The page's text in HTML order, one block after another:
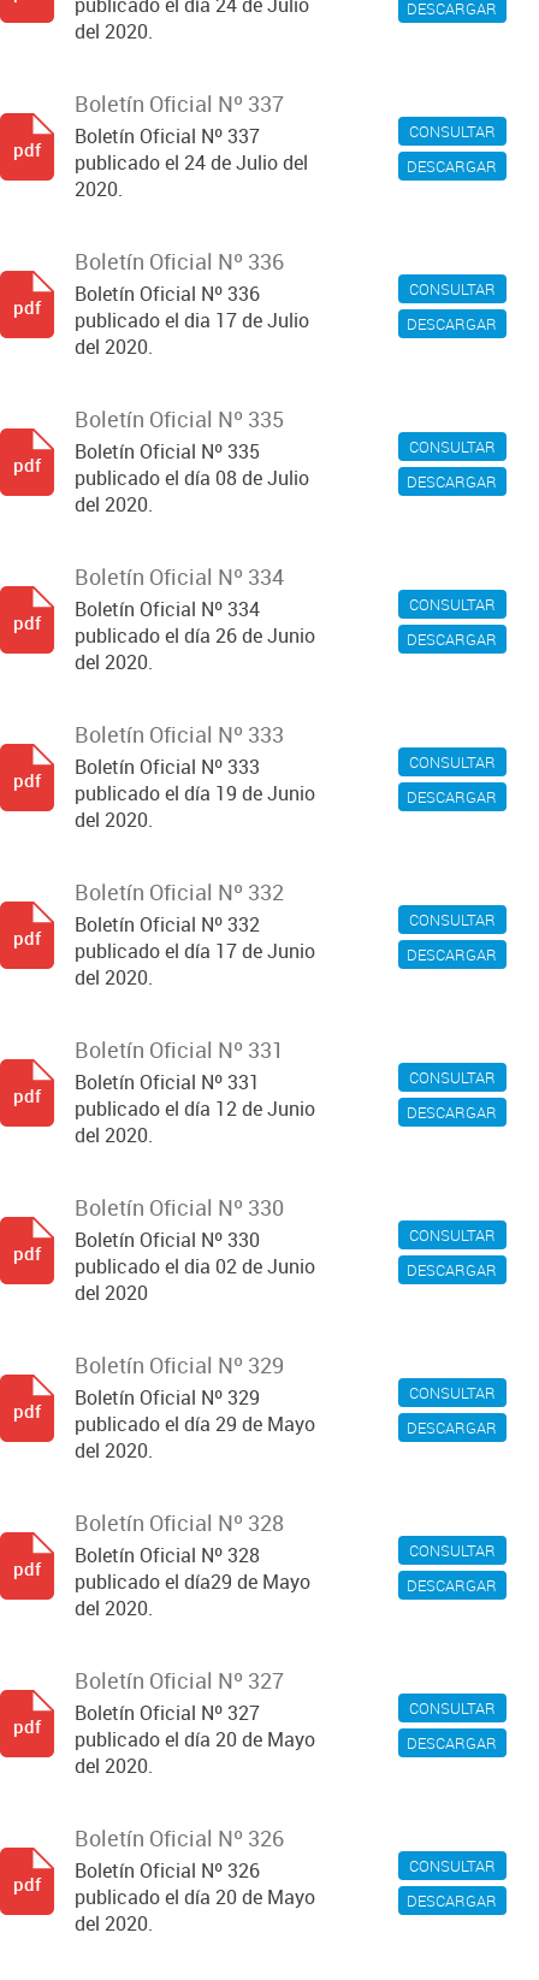
DESCARGAR
del 2020.
CONSULTAR
DESCARGAR
Boletín Oficial Nº 337
Boletín Oficial Nº 337
publicado el 24 de Julio del
2020.
pdf
CONSULTAR
DESCARGAR
Boletín Oficial Nº 336
Boletín Oficial Nº 336
publicado el dia 17 de Julio
del 2020.
pdf
CONSULTAR
DESCARGAR
Boletín Oficial Nº 335
Boletín Oficial Nº 335
publicado el día 08 de Julio
del 2020.
pdf
CONSULTAR
DESCARGAR
Boletín Oficial Nº 334
Boletín Oficial Nº 334
publicado el día 26 de Junio
del 2020.
pdf
CONSULTAR
DESCARGAR
Boletín Oficial Nº 333
Boletín Oficial Nº 333
publicado el día 19 de Junio
del 2020.
pdf
CONSULTAR
DESCARGAR
Boletín Oficial Nº 332
Boletín Oficial Nº 332
publicado el día 17 de Junio
del 2020.
pdf
CONSULTAR
DESCARGAR
Boletín Oficial Nº 331
Boletín Oficial Nº 331
publicado el día 12 de Junio
del 2020.
pdf
CONSULTAR
DESCARGAR
Boletín Oficial Nº 330
Boletín Oficial Nº 330
publicado el dia 02 de Junio
del 2020
pdf
CONSULTAR
DESCARGAR
Boletín Oficial Nº 329
Boletín Oficial Nº 329
publicado el día 29 de Mayo
del 2020.
pdf
CONSULTAR
DESCARGAR
Boletín Oficial Nº 328
Boletín Oficial Nº 328
publicado el día29 de Mayo
del 2020.
pdf
CONSULTAR
DESCARGAR
Boletín Oficial Nº 327
Boletín Oficial Nº 327
publicado el día 20 de Mayo
del 2020.
pdf
CONSULTAR
DESCARGAR
Boletín Oficial Nº 326
Boletín Oficial Nº 326
publicado el día 20 de Mayo
del 2020.
pdf